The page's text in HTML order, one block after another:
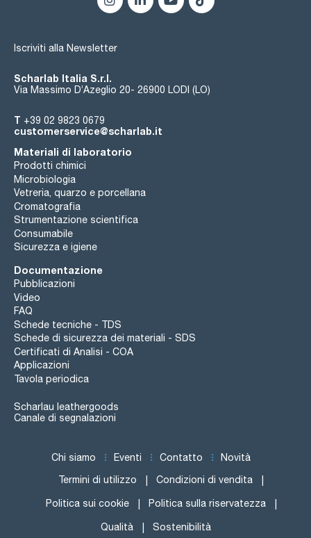
Iscriviti alla Newsletter
Scharlab Italia S.r.l.
Via Massimo D’Azeglio 20- 26900 LODI (LO)
T +39 02 9823 0679
customerservice@scharlab.it
Materiali di laboratorio
Prodotti chimici
Microbiologia
Vetreria, quarzo e porcellana
Cromatografia
Strumentazione scientifica
Consumabile
Sicurezza e igiene
Documentazione
Pubblicazioni
Video
FAQ
Schede tecniche - TDS
Schede di sicurezza dei materiali - SDS
Certificati di Analisi - COA
Applicazioni
Tavola periodica
Scharlau leathergoods
Canale di segnalazioni
Chi siamo Eventi Contatto Novità
Termini di utilizzo Condizioni di vendita
Politica sui cookie Politica sulla riservatezza
Qualità Sostenibilità